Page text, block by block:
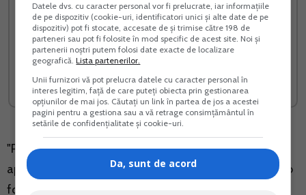
Registrul de Evidenta
Fiscala PFA
Vreau acest produs →
Afacere la cheie cu flori in
ghiveci
Vreau acest produs →
"Pentru semestrul I al anului 2022, incepand cu luna
aprilie 2022, valoarea sumei lunare care se acorda sub
forma de tichete de cresa, stabilita potrivit
Datele dvs. cu caracter personal vor fi prelucrate, iar informațiile
de pe dispozitiv (cookie-uri, identificatori unici și alte date de pe
dispozitiv) pot fi stocate, accesate de și trimise către 198 de
parteneri sau pot fi folosite în mod specific de acest site. Noi și
partenerii noștri putem folosi date exacte de localizare
geografică.Lista partenerilor.
Unii furnizori vă pot prelucra datele cu caracter personal în
interes legitim, față de care puteți obiecta prin gestionarea
opțiunilor de mai jos. Căutați un link în partea de jos a acestei
pagini pentru a gestiona sau a vă retrage consimțământul în
setările de confidențialitate și cookie-uri.
Da, sunt de acord